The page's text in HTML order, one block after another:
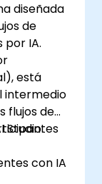
diseñada
de
por IA.
está
intermedio
flujos de
Studio.
con IA